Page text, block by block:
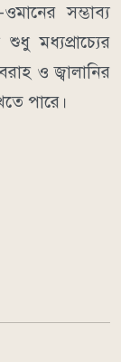
সম্ভাব্য
মধ্যপ্রাচ্যের
ও জ্বালানির
পারে।